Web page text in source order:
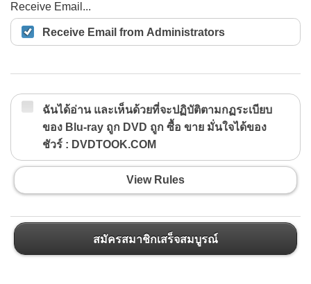
Receive Email...
Receive Email from Administrators
ฉันได้อ่าน และเห็นด้วยที่จะปฏิบัติตามกฏระเบียบ
ของ Blu-ray ถูก DVD ถูก ซื้อ ขาย มั่นใจได้ของ
ชัวร์ : DVDTOOK.COM
View Rules
สมัครสมาชิกเสร็จสมบูรณ์